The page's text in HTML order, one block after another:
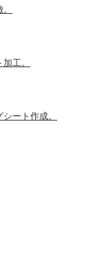
工。
ート作成。